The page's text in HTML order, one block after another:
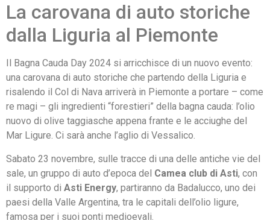
La carovana di auto storiche
dalla Liguria al Piemonte
Il Bagna Cauda Day 2024 si arricchisce di un nuovo evento:
una carovana di auto storiche che partendo della Liguria e
risalendo il Col di Nava arriverà in Piemonte a portare – come
re magi – gli ingredienti “forestieri” della bagna cauda: l’olio
nuovo di olive taggiasche appena frante e le acciughe del
Mar Ligure. Ci sarà anche l’aglio di Vessalico.
Sabato 23 novembre, sulle tracce di una delle antiche vie del
sale, un gruppo di auto d’epoca del Camea club di Asti, con
il supporto di Asti Energy, partiranno da Badalucco, uno dei
paesi della Valle Argentina, tra le capitali dell’olio ligure,
famosa per i suoi ponti medioevali.